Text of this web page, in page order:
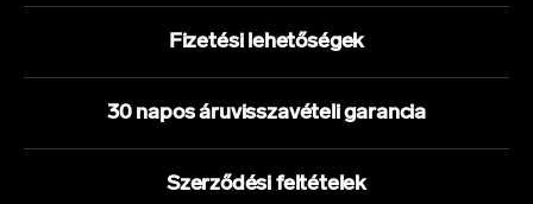
Fizetési lehetőségek
30 napos áruvisszavételi garancia
Szerződési feltételek